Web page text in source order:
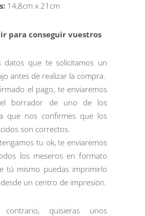
14,8cm x 21cm
para conseguir vuestros
datos que te solicitamos un
antes de realizar la compra.
el pago, te enviaremos
borrador de uno de los
que nos confirmes que los
son correctos.
tu ok, te enviaremos
los meseros en formato
tú mismo puedas imprimirlo
un centro de impresión.
quisieras unos